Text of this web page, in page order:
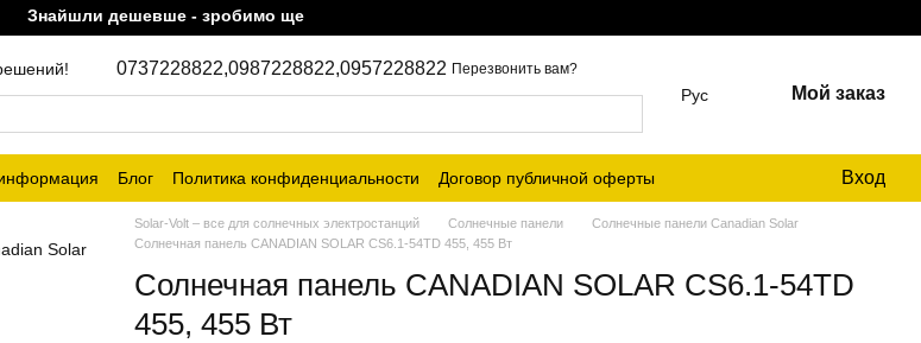
Знайшли дешевше - зробимо ще дешевше!
0737228822,0987228822,0957228822 Перезвонить вам?
Рус Мой заказ
Блог Политика конфиденциальности Договор публичной оферты Вход
Solar-Volt – все для солнечных электростанций Солнечные панели
Солнечные панели Canadian Solar
Солнечная панель CANADIAN SOLAR CS6.1-54TD 455, 455 Вт
Солнечная панель CANADIAN SOLAR CS6.1-54TD
455, 455 Вт